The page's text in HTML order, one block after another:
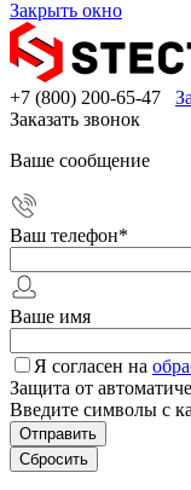
Закрыть окно
+7 (800) 200-65-47
Заказать звонок
Ваше сообщение
Ваш телефон*
Ваше имя
Я согласен на
Защита от
Введите символы с